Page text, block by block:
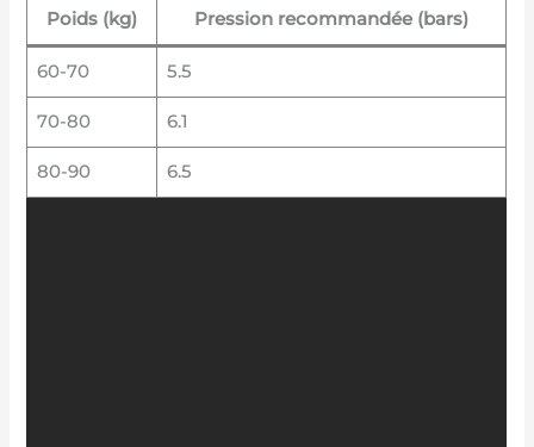
Poids (kg) Pression recommandée (bars)
60-70 5.5
70-80 6.1
80-90 6.5